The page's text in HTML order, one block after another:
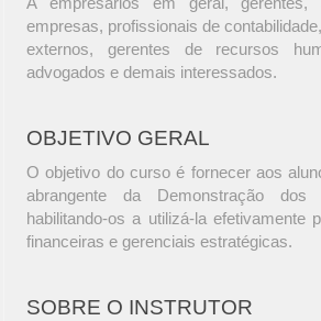
empresas, profissionais de
externos, gerentes de recursos
advogados e demais interessados.
OBJETIVO GERAL
O objetivo do curso é fornecer aos
abrangente da Demonstração
habilitando-os a utilizá-la efetivamente
financeiras e gerenciais estratégicas.
SOBRE O INSTRUTOR